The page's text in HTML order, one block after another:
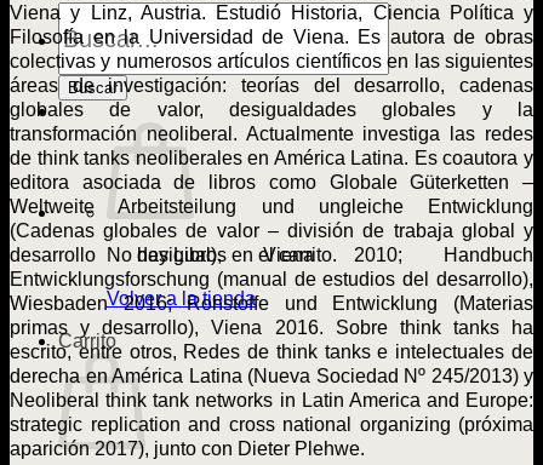
Búsqueda
de
Libros
Buscar
No hay Libros en el carrito.
Volver a la tienda
Carrito
Viena y Linz, Austria. Estudió Historia, Ciencia Política y
Filosofía en la Universidad de Viena. Es autora de obras
colectivas y numerosos artículos científicos en las siguientes
áreas de investigación: teorías del desarrollo, cadenas
globales de valor, desigualdades globales y la
transformación neoliberal. Actualmente investiga las redes
de think tanks neoliberales en América Latina. Es coautora y
editora asociada de libros como Globale Güterketten –
Weltweite Arbeitsteilung und ungleiche Entwicklung
(Cadenas globales de valor – división de trabaja global y
desarrollo desigual), Viena 2010; Handbuch
Entwicklungsforschung (manual de estudios del desarrollo),
Wiesbaden 2016; Rohstoffe und Entwicklung (Materias
primas y desarrollo), Viena 2016. Sobre think tanks ha
escrito, entre otros, Redes de think tanks e intelectuales de
derecha en América Latina (Nueva Sociedad Nº 245/2013) y
Neoliberal think tank networks in Latin America and Europe:
strategic replication and cross national organizing (próxima
aparición 2017), junto con Dieter Plehwe.